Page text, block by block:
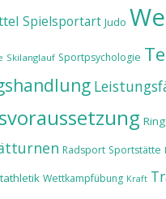
Spielsportart Judo
Skilanglauf Sportpsychologie
Radsport Sportstätte
Wettkampfübung Kraft